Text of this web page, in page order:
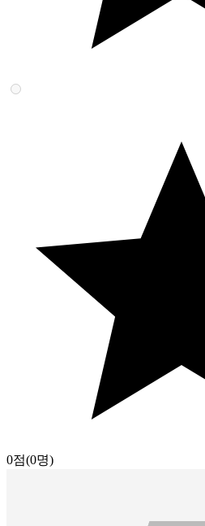
0점(0명)